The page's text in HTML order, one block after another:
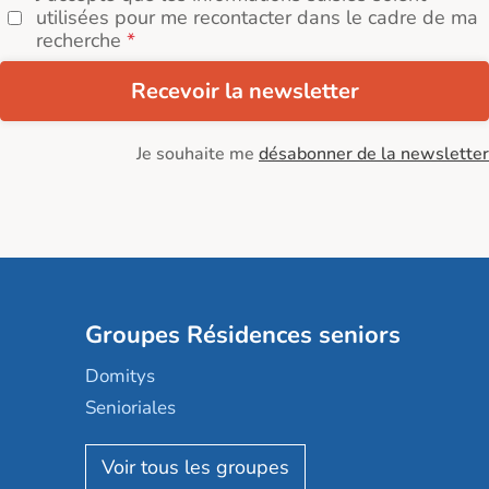
utilisées pour me recontacter dans le cadre de ma
recherche
Recevoir la newsletter
Je souhaite me désabonner de la newsletter
Groupes Résidences seniors
Domitys
Senioriales
Nohée
Les Résidentiels